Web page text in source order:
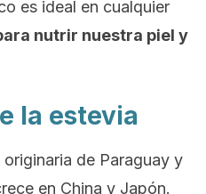
es ideal en cualquier
nutrir nuestra piel y
la estevia
originaria de Paraguay y
en China y Japón.